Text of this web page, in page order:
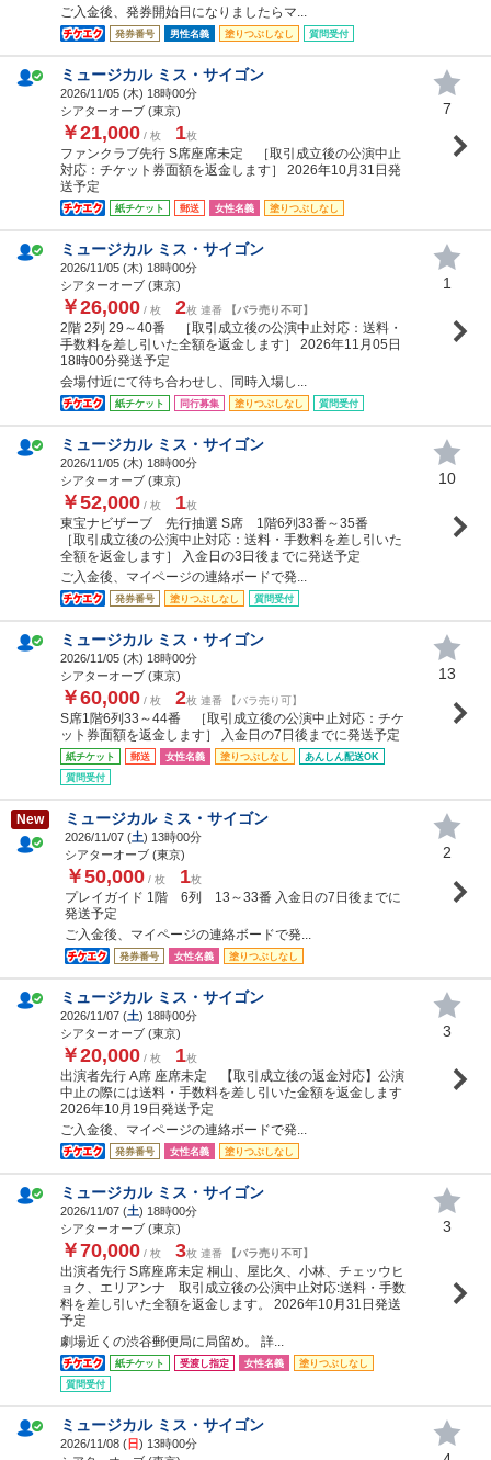
ご入金後、発券開始日になりましたらマ...
発券番号 男性名義 塗りつぶしなし 質問受付
ミュージカル ミス・サイゴン
2026/11/05 (木) 18時00分
シアターオーブ (東京)
￥21,000 / 枚 1枚
ファンクラブ先行 S席座席未定 ［取引成立後の公演中止
対応：チケット券面額を返金します］ 2026年10月31日発
送予定
紙チケット 郵送 女性名義 塗りつぶしなし
7
ミュージカル ミス・サイゴン
2026/11/05 (木) 18時00分
シアターオーブ (東京)
￥26,000 / 枚 2枚 連番 【バラ売り不可】
2階 2列 29～40番 ［取引成立後の公演中止対応：送料・
手数料を差し引いた全額を返金します］ 2026年11月05日
18時00分発送予定
会場付近にて待ち合わせし、同時入場し...
紙チケット 同行募集 塗りつぶしなし 質問受付
1
ミュージカル ミス・サイゴン
2026/11/05 (木) 18時00分
シアターオーブ (東京)
￥52,000 / 枚 1枚
東宝ナビザーブ 先行抽選 S席 1階6列33番～35番
［取引成立後の公演中止対応：送料・手数料を差し引いた
全額を返金します］ 入金日の3日後までに発送予定
ご入金後、マイページの連絡ボードで発...
発券番号 塗りつぶしなし 質問受付
10
ミュージカル ミス・サイゴン
2026/11/05 (木) 18時00分
シアターオーブ (東京)
￥60,000 / 枚 2枚 連番 【バラ売り可】
S席1階6列33～44番 ［取引成立後の公演中止対応：チケ
ット券面額を返金します］ 入金日の7日後までに発送予定
紙チケット 郵送 女性名義 塗りつぶしなし
あんしん配送OK
質問受付
13
New ミュージカル ミス・サイゴン
2026/11/07 (土) 13時00分
シアターオーブ (東京)
￥50,000 / 枚 1枚
プレイガイド 1階 6列 13～33番 入金日の7日後までに
発送予定
ご入金後、マイページの連絡ボードで発...
発券番号 女性名義 塗りつぶしなし
2
ミュージカル ミス・サイゴン
2026/11/07 (土) 18時00分
シアターオーブ (東京)
￥20,000 / 枚 1枚
出演者先行 A席 座席未定 【取引成立後の返金対応】公演
中止の際には送料・手数料を差し引いた金額を返金します
2026年10月19日発送予定
ご入金後、マイページの連絡ボードで発...
発券番号 女性名義 塗りつぶしなし
3
ミュージカル ミス・サイゴン
2026/11/07 (土) 18時00分
シアターオーブ (東京)
￥70,000 / 枚 3枚 連番 【バラ売り不可】
出演者先行 S席座席未定 桐山、屋比久、小林、チェッウヒ
ョク、エリアンナ 取引成立後の公演中止対応:送料・手数
料を差し引いた全額を返金します。 2026年10月31日発送
予定
劇場近くの渋谷郵便局に局留め。 詳...
紙チケット 受渡し指定 女性名義
塗りつぶしなし
質問受付
3
ミュージカル ミス・サイゴン
2026/11/08 (日) 13時00分